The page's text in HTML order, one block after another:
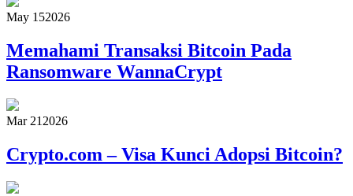
May 152026
Memahami Transaksi Bitcoin Pada
Ransomware WannaCrypt
Mar 21 2026
Crypto.com – Visa Kunci Adopsi Bitcoin?